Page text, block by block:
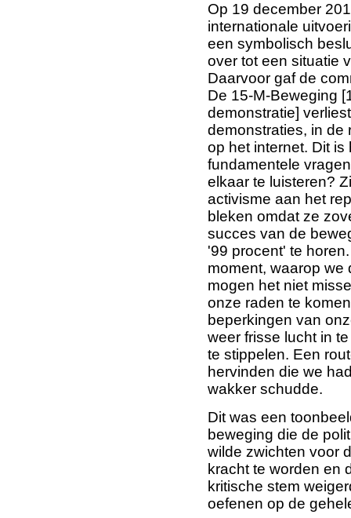
Op 19 december
internationale
een symbolisch
over tot een situatie
Daarvoor gaf de
De 15-M-Beweging
demonstratie]
demonstraties, in de
op het internet. Dit
fundamentele
elkaar te luisteren?
activisme aan het
bleken omdat ze
succes van de
'99 procent' te
moment, waarop we
mogen het niet
onze raden te
beperkingen van
weer frisse lucht in
te stippelen. Een
hervinden die we
wakker schudde.
Dit was een
beweging die de
wilde zwichten voor
kracht te worden en
kritische stem
oefenen op de